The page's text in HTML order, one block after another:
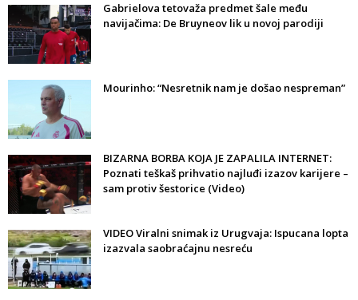
Gabrielova tetovaža predmet šale među
navijačima: De Bruyneov lik u novoj parodiji
Mourinho: “Nesretnik nam je došao nespreman”
BIZARNA BORBA KOJA JE ZAPALILA INTERNET:
Poznati teškaš prihvatio najluđi izazov karijere –
sam protiv šestorice (Video)
VIDEO Viralni snimak iz Urugvaja: Ispucana lopta
izazvala saobraćajnu nesreću